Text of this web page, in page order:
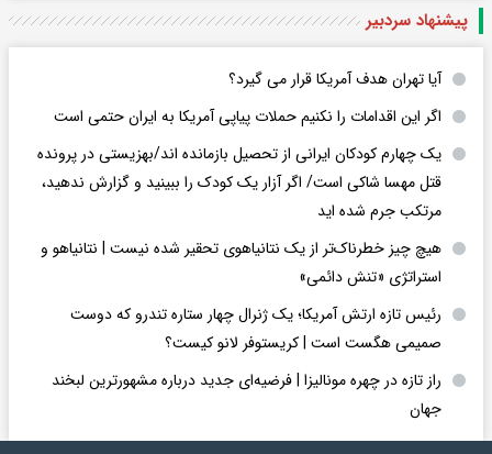
پیشنهاد سردبیر
آیا تهران هدف آمریکا قرار می گیرد؟
اگر این اقدامات را نکنیم حملات پیاپی آمریکا به ایران حتمی است
یک چهارم کودکان ایرانی از تحصیل بازمانده اند/بهزیستی در پرونده
قتل مهسا شاکی است/ اگر آزار یک کودک را ببینید و گزارش ندهید،
مرتکب جرم شده اید
هیچ چیز خطرناک‌تر از یک نتانیاهوی تحقیر شده نیست | نتانیاهو و
استراتژی «تنش دائمی»
رئیس تازه ارتش آمریکا؛ یک ژنرال چهار ستاره تندرو که دوست
صمیمی هگست است | کریستوفر لانو کیست؟
راز تازه در چهره مونالیزا | فرضیه‌ای جدید درباره مشهورترین لبخند
جهان